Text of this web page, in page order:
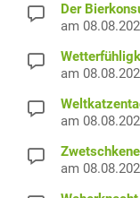
Der
am
am
am
am